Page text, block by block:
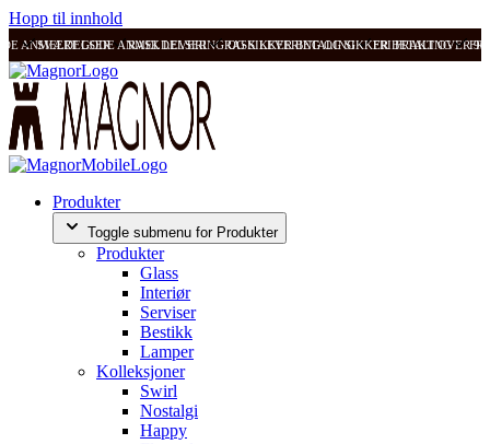
Hopp til innhold
ANMELDELSER RASK LEVERING OG SIKKER BETALING FRI FRAKT OVER
SVÆRT GODE ANMELDELSER RASK LEVERING OG SIKKER BETALING
Produkter
Toggle submenu for Produkter
Produkter
Glass
Interiør
Serviser
Bestikk
Lamper
Kolleksjoner
Swirl
Nostalgi
Happy